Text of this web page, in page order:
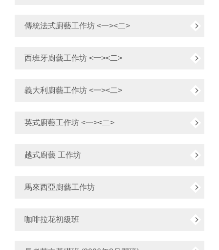
傳統法式廚藝工作坊 <一><二>
西班牙廚藝工作坊 <一><二>
義大利廚藝工作坊 <一><二>
英式廚藝工作坊 <一><二>
越式廚藝 工作坊
馬來西亞廚藝工作坊
咖啡拉花初級班